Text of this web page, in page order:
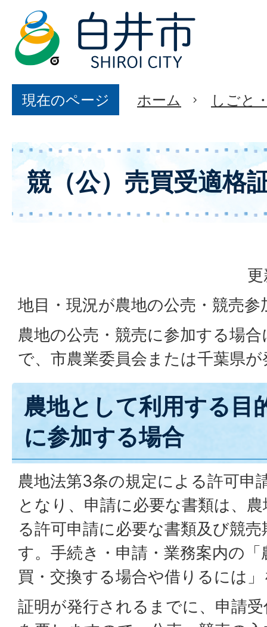
現在のページ ホーム しごと
競（公）売買受適格
地目・現況が農地の公売・競売
農地の公売・競売に参加する場
で、市農業委員会または千葉県
農地として利用する目
に参加する場合
農地法第3条の規定による許可申
となり、申請に必要な書類は、
る許可申請に必要な書類及び競
す。手続き・申請・業務案内の
買・交換する場合や借りるには
証明が発行されるまでに、申請